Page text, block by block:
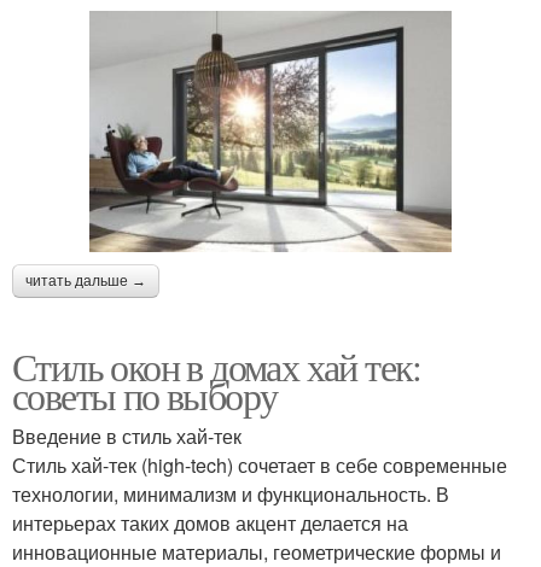
читать дальше →
Стиль окон в домах хай тек:
советы по выбору
Введение в стиль хай-тек
Стиль хай-тек (high-tech) сочетает в себе современные
технологии, минимализм и функциональность. В
интерьерах таких домов акцент делается на
инновационные материалы, геометрические формы и